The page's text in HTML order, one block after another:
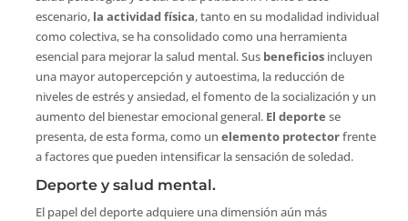
escenario,la actividad física, tanto en su modalidad individual
como colectiva, se ha consolidado como una herramienta
esencial para mejorar la salud mental. Sus beneficiosincluyen
una mayor autopercepción y autoestima, la reducción de
niveles de estrés y ansiedad, el fomento de la socialización y un
aumento del bienestar emocional general. El deporte se
presenta, de esta forma, como un elemento protectorfrente
a factores que pueden intensificar la sensación de soledad.
Deporte y salud mental.
El papel del deporte adquiere una dimensión aún más